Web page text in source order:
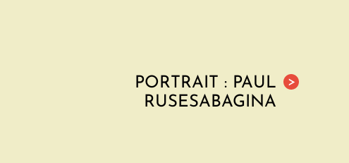
>
PORTRAIT : PAUL
RUSESABAGINA